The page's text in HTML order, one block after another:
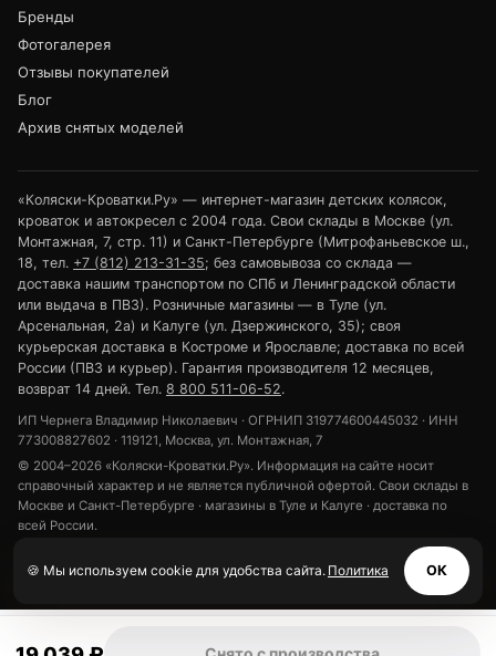
🍪 Мы используем cookie для удобства сайта. Политика ОК
Бренды
Фотогалерея
Отзывы покупателей
Блог
Архив снятых моделей
«Коляски-Кроватки.Ру» — интернет-магазин детских колясок,
кроваток и автокресел с 2004 года. Свои склады в Москве (ул.
Монтажная, 7, стр. 11) и Санкт-Петербурге (Митрофаньевское ш.,
18, тел. +7 (812) 213-31-35; без самовывоза со склада —
доставка нашим транспортом по СПб и Ленинградской области
или выдача в ПВЗ). Розничные магазины — в Туле (ул.
Арсенальная, 2а) и Калуге (ул. Дзержинского, 35); своя
курьерская доставка в Костроме и Ярославле; доставка по всей
России (ПВЗ и курьер). Гарантия производителя 12 месяцев,
возврат 14 дней. Тел. 8 800 511-06-52.
ИП Чернега Владимир Николаевич · ОГРНИП 319774600445032 · ИНН
773008827602 · 119121, Москва, ул. Монтажная, 7
© 2004–2026 «Коляски-Кроватки.Ру». Информация на сайте носит
справочный характер и не является публичной офертой. Свои склады в
Москве и Санкт-Петербурге · магазины в Туле и Калуге · доставка по
всей России.
Обработка персональных данных
Использование cookie